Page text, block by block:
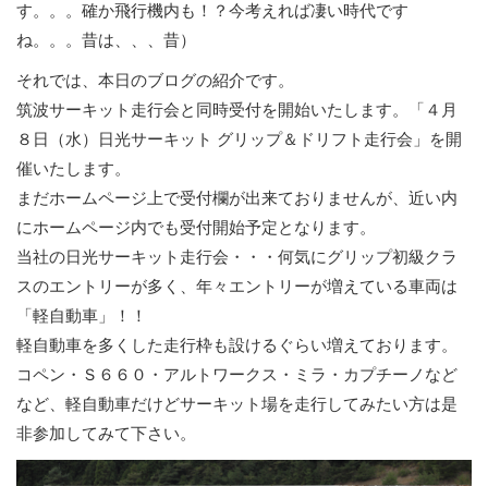
す。。。確か飛行機内も！？今考えれば凄い時代です
ね。。。昔は、、、昔）
それでは、本日のブログの紹介です。
筑波サーキット走行会と同時受付を開始いたします。「４月
８日（水）日光サーキット グリップ＆ドリフト走行会」を開
催いたします。
まだホームページ上で受付欄が出来ておりませんが、近い内
にホームページ内でも受付開始予定となります。
当社の日光サーキット走行会・・・何気にグリップ初級クラ
スのエントリーが多く、年々エントリーが増えている車両は
「軽自動車」！！
軽自動車を多くした走行枠も設けるぐらい増えております。
コペン・Ｓ６６０・アルトワークス・ミラ・カプチーノなど
など、軽自動車だけどサーキット場を走行してみたい方は是
非参加してみて下さい。